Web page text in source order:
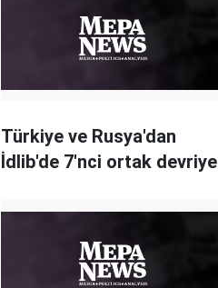
Türkiye ve Rusya'dan
İdlib'de 7'nci ortak devriye